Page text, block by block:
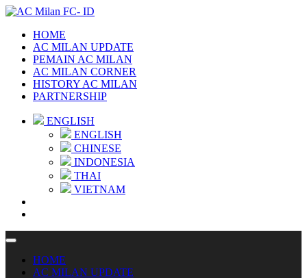
HOME
AC MILAN UPDATE
PEMAIN AC MILAN
AC MILAN CORNER
HISTORY AC MILAN
PARTNERSHIP
ENGLISH
ENGLISH
CHINESE
INDONESIA
THAI
VIETNAM
HOME
AC MILAN UPDATE